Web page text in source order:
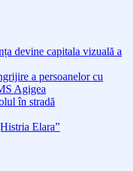
devine capitala vizuală a
a persoanelor cu
Agigea
în stradă
Elara”